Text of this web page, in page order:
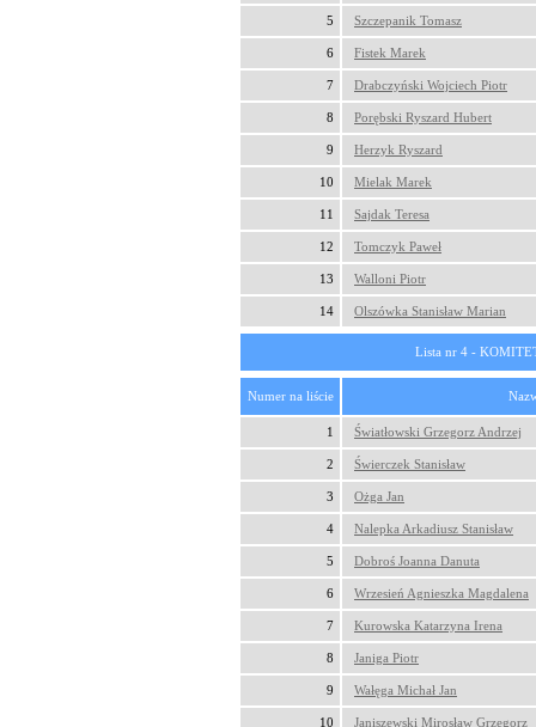
5 Szczepanik Tomasz
6 Fistek Marek
7 Drabczyński Wojciech Piotr
8 Porębski Ryszard Hubert
9 Herzyk Ryszard
10 Mielak Marek
11 Sajdak Teresa
12 Tomczyk Paweł
13 Walloni Piotr
14 Olszówka Stanisław Marian
Lista nr 4 -
Numer na liście
1 Światłowski Grzegorz Andrzej
2 Świerczek Stanisław
3 Ożga Jan
4 Nalepka Arkadiusz Stanisław
5 Dobroś Joanna Danuta
6 Wrzesień Agnieszka Magdalena
7 Kurowska Katarzyna Irena
8 Janiga Piotr
9 Wałęga Michał Jan
10 Janiszewski Mirosław Grzegorz